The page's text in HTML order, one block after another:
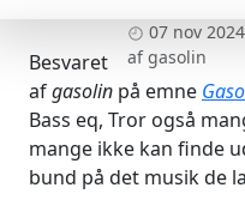
07 nov
afgasolin
Besvaret
afgasolin på emne
Bass eq, Tror også
mange ikke kan finde
bund på det musik de